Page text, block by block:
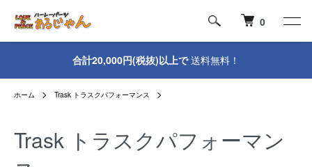
0
合計20,000円(税抜)以上で送料無料！
ホーム Trask トラスクパフォーマンス
Trask トラスクパフォーマン